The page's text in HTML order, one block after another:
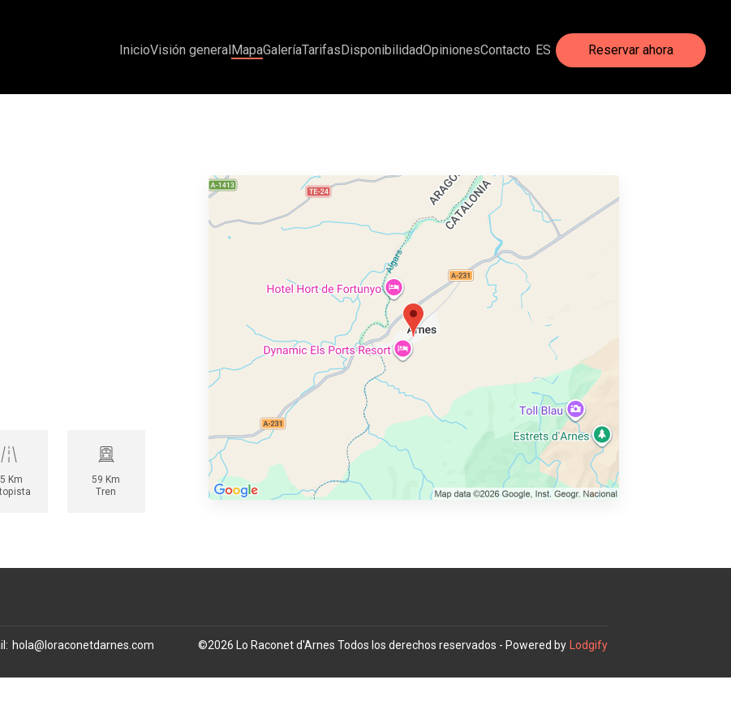
InicioVisión generalMapaGaleríaTarifasDisponibilidadOpinionesContacto ES Reservar ahora
Km
59 Km
Tren
: hola@loraconetdarnes.com ©2026 Lo Raconet d'Arnes Todos los derechos reservados - Powered by Lodgify